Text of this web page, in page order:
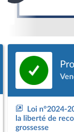
Loi n°2024-
la liberté de
grossesse